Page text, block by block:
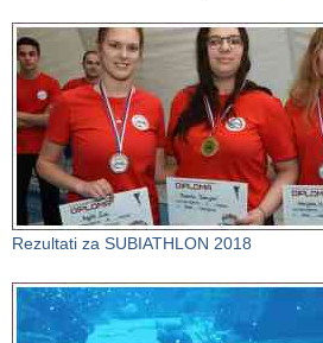
Rezultati za SUBIATHLON 2018